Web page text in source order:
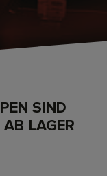
SIND
LAGER L